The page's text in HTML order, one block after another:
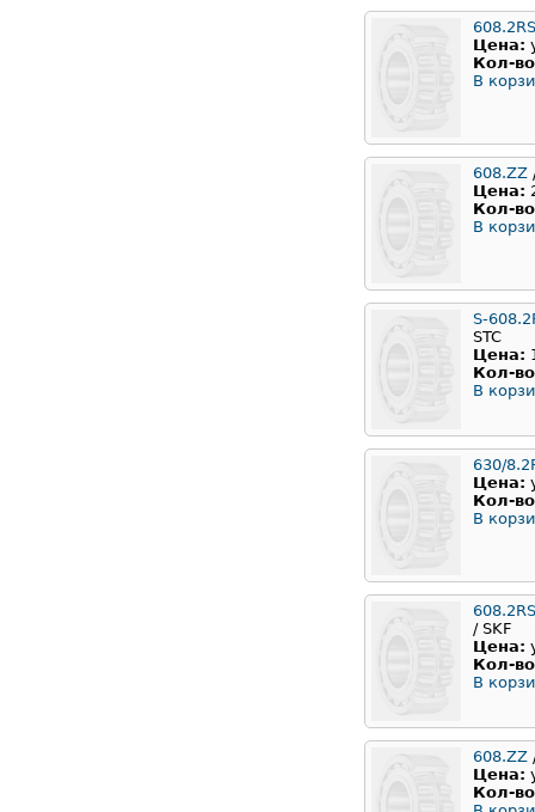
Цена:
Кол-
В
608.ZZ
Цена:
Кол-
В
S-
STC
Цена:
Кол-
В
630/
Цена:
Кол-
В
/ SKF
Цена:
Кол-
В
608.ZZ
Цена:
Кол-